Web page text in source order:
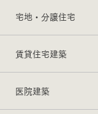
宅地・分譲住宅
賃貸住宅建築
医院建築